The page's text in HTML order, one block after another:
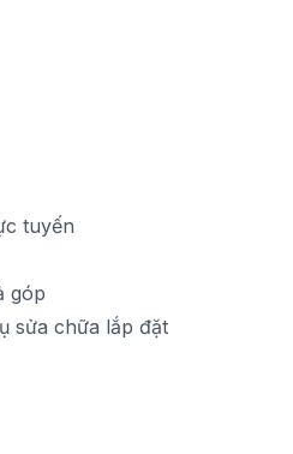
tuyến
góp
sửa chữa lắp đặt